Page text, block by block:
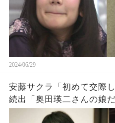
2024/06/29
安藤サクラ「初めて交際
続出「奥田瑛二さんの娘
メージ違ったよね」